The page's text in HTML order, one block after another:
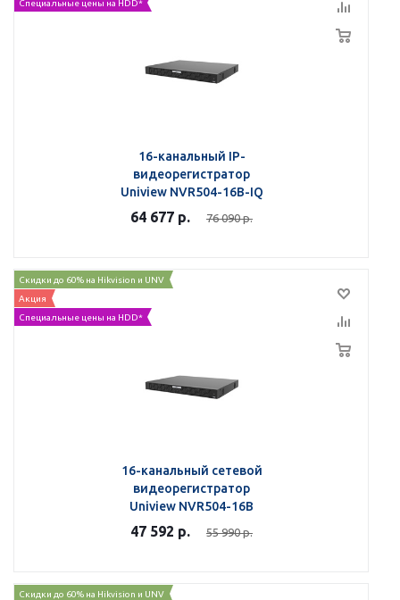
Специальные цены на HDD*
16-канальный IP-
видеорегистратор
Uniview NVR504-16B-IQ
64 677 р. 76 090р.
Скидки до 60% на Hikvision и UNV
Акция
Специальные цены на HDD*
16-канальный сетевой
видеорегистратор
Uniview NVR504-16B
47 592 р. 55 990р.
Скидки до 60% на Hikvision и UNV